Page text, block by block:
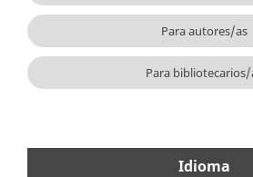
Para autores/as
Para bibliotecarios/
Idioma